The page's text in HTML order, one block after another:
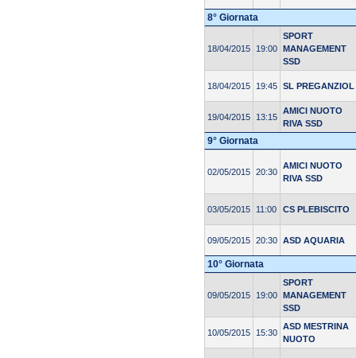
8° Giornata
18/04/2015 19:00
SPORT
MANAGEMENT
SSD
18/04/2015 19:45 SL PREGANZIOL
19/04/2015 13:15
AMICI NUOTO
RIVA SSD
9° Giornata
02/05/2015 20:30
AMICI NUOTO
RIVA SSD
03/05/2015 11:00 CS PLEBISCITO
09/05/2015 20:30 ASD AQUARIA
10° Giornata
09/05/2015 19:00
SPORT
MANAGEMENT
SSD
10/05/2015 15:30
ASD MESTRINA
NUOTO